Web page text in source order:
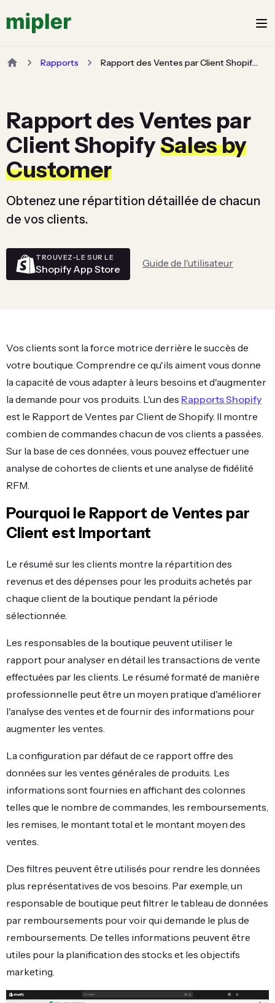
Rapports Rapport des Ventes par Client Shopify Sales by Customer
Rapport des Ventes par
Client ShopifySales by
Customer
Obtenez une répartition détaillée de chacun
de vos clients.
TROUVEZ-LE SUR LE
Shopify App Store Guide de l'utilisateur
Vos clients sont la force motrice derrière le succès de
votre boutique. Comprendre ce qu'ils aiment vous donne
la capacité de vous adapter à leurs besoins et d'augmenter
la demande pour vos produits. L'un des Rapports Shopify
est le Rapport de Ventes par Client de Shopify. Il montre
combien de commandes chacun de vos clients a passées.
Sur la base de ces données, vous pouvez effectuer une
analyse de cohortes de clients et une analyse de fidélité
RFM.
Pourquoi le Rapport de Ventes par
Client est Important
Le résumé sur les clients montre la répartition des
revenus et des dépenses pour les produits achetés par
chaque client de la boutique pendant la période
sélectionnée.
Les responsables de la boutique peuvent utiliser le
rapport pour analyser en détail les transactions de vente
effectuées par les clients. Le résumé formaté de manière
professionnelle peut être un moyen pratique d'améliorer
l'analyse des ventes et de fournir des informations pour
augmenter les ventes.
La configuration par défaut de ce rapport offre des
données sur les ventes générales de produits. Les
informations sont fournies en affichant des colonnes
telles que le nombre de commandes, les remboursements,
les remises, le montant total et le montant moyen des
ventes.
Des filtres peuvent être utilisés pour rendre les données
plus représentatives de vos besoins. Par exemple, un
responsable de boutique peut filtrer le tableau de données
par remboursements pour voir qui demande le plus de
remboursements. De telles informations peuvent être
utiles pour la planification des stocks et les objectifs
marketing.